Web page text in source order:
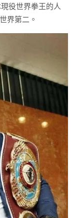
役世界拳王的人
界第二。